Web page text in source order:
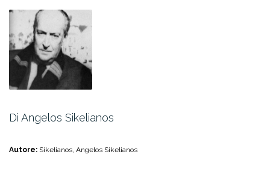
Di Angelos Sikelianos
Autore: Sikelianos, Angelos Sikelianos